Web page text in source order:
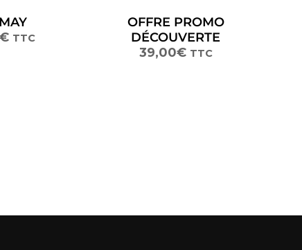
€ TTC
OFFRE PROMO
DÉCOUVERTE
39,00€ TTC